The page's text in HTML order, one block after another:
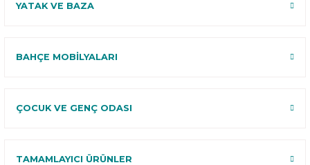
YATAK VE BAZA
BAHÇE MOBİLYALARI
ÇOCUK VE GENÇ ODASI
TAMAMLAYICI ÜRÜNLER